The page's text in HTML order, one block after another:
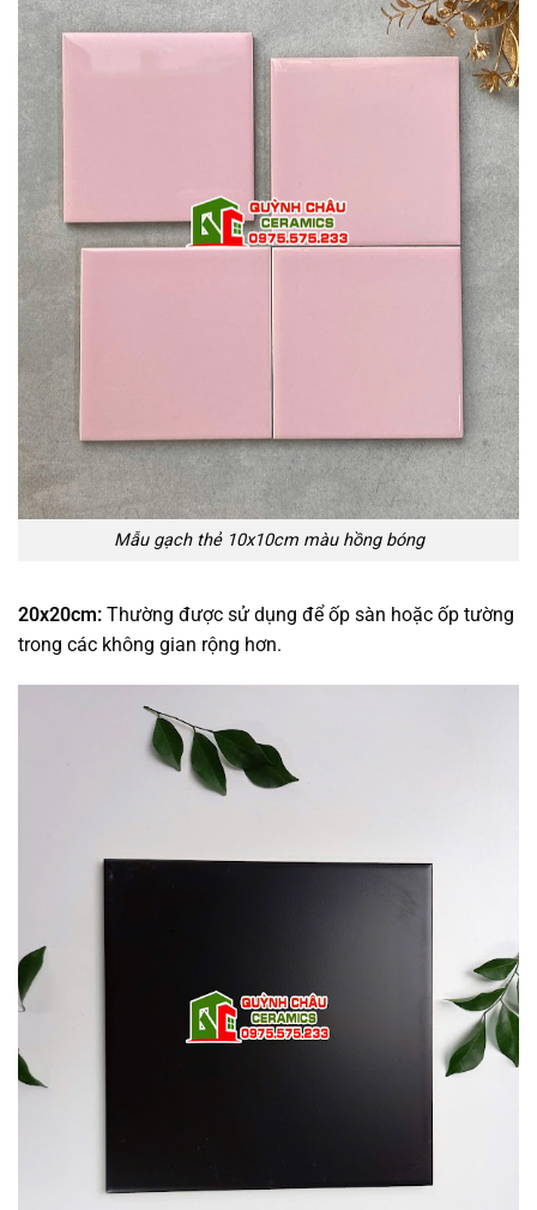
Mẫu gạch thẻ 10x10cm màu hồng bóng
20x20cm: Thường được sử dụng để ốp sàn hoặc ốp tường
trong các không gian rộng hơn.